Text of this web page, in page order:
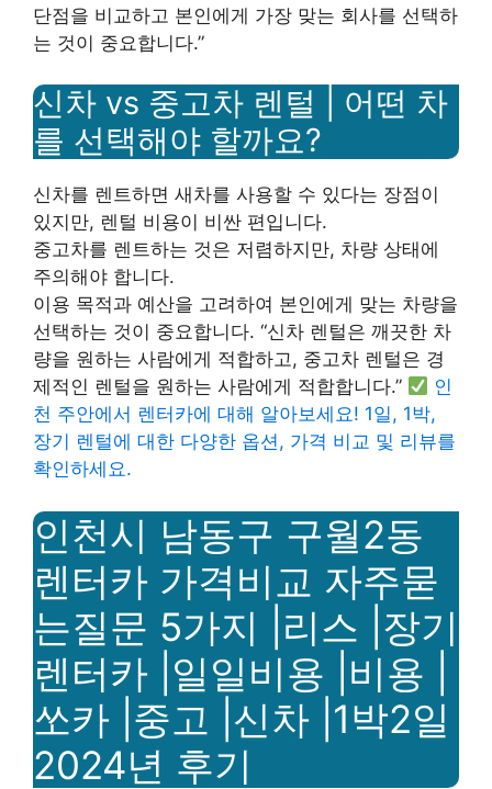
단점을 비교하고 본인에게 가장 맞는 회사를 선택하
는 것이 중요합니다.”
신차 vs 중고차 렌털 | 어떤 차
를 선택해야 할까요?
신차를 렌트하면 새차를 사용할 수 있다는 장점이
있지만, 렌털 비용이 비싼 편입니다.
중고차를 렌트하는 것은 저렴하지만, 차량 상태에
주의해야 합니다.
이용 목적과 예산을 고려하여 본인에게 맞는 차량을
선택하는 것이 중요합니다. “신차 렌털은 깨끗한 차
량을 원하는 사람에게 적합하고, 중고차 렌털은 경
제적인 렌털을 원하는 사람에게 적합합니다.”
인
천 주안에서 렌터카에 대해 알아보세요! 1일, 1박,
장기 렌털에 대한 다양한 옵션, 가격 비교 및 ​​리뷰를
확인하세요.
인천시 남동구 구월2동
렌터카 가격비교 자주묻
는질문 5가지 |리스 |장기
렌터카 |일일비용 |비용 |
쏘카 |중고 |신차 |1박2일
2024년 후기